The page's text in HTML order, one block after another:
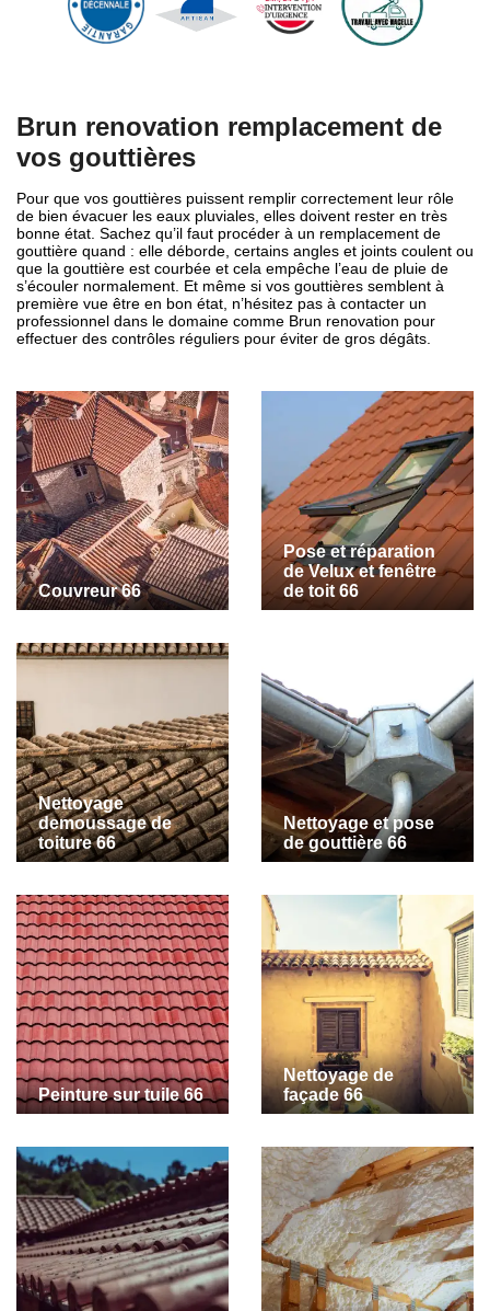
Brun renovation remplacement de
vos gouttières
Pour que vos gouttières puissent remplir correctement leur rôle
de bien évacuer les eaux pluviales, elles doivent rester en très
bonne état. Sachez qu’il faut procéder à un remplacement de
gouttière quand : elle déborde, certains angles et joints coulent ou
que la gouttière est courbée et cela empêche l’eau de pluie de
s’écouler normalement. Et même si vos gouttières semblent à
première vue être en bon état, n’hésitez pas à contacter un
professionnel dans le domaine comme Brun renovation pour
effectuer des contrôles réguliers pour éviter de gros dégâts.
Couvreur 66
Pose et réparation
de Velux et fenêtre
de toit 66
Nettoyage
demoussage de
toiture 66
Nettoyage et pose
de gouttière 66
Peinture sur tuile 66
Nettoyage de
façade 66